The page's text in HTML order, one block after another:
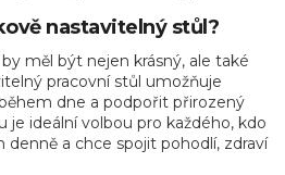
nastavitelný stůl?
měl být nejen krásný, ale také
pracovní stůl umožňuje
dne a podpořit přirozený
je ideální volbou pro každého, kdo
denně a chce spojit pohodlí, zdraví